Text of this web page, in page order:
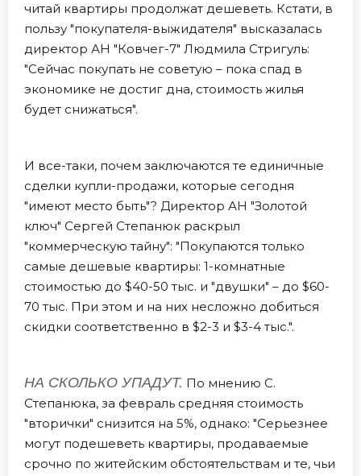
читай квартиры продолжат дешеветь. Кстати, в
пользу "покупателя-выжидателя" высказалась
директор АН "Ковчег-7" Людмила Стригуль:
"Сейчас покупать не советую – пока спад в
экономике не достиг дна, стоимость жилья
будет снижаться".
И все-таки, почем заключаются те единичные
сделки купли-продажи, которые сегодня
"имеют место быть"? Директор АН "Золотой
ключ" Сергей Степанюк раскрыл
"коммерческую тайну": "Покупаются только
самые дешевые квартиры: 1-комнатные
стоимостью до $40-50 тыс. и "двушки" – до $60-
70 тыс. При этом и на них несложно добиться
скидки соответственно в $2-3 и $3-4 тыс.".
НА СКОЛЬКО УПАДУТ. По мнению С.
Степанюка, за февраль средняя стоимость
"вторички" снизится на 5%, однако: "Серьезнее
могут подешеветь квартиры, продаваемые
срочно по житейским обстоятельствам и те, чьи